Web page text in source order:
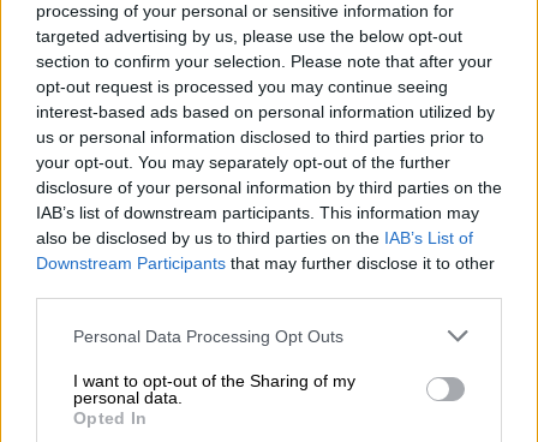
processing of your personal or sensitive information for
targeted advertising by us, please use the below opt-out
section to confirm your selection. Please note that after your
opt-out request is processed you may continue seeing
interest-based ads based on personal information utilized by
us or personal information disclosed to third parties prior to
your opt-out. You may separately opt-out of the further
disclosure of your personal information by third parties on the
IAB’s list of downstream participants. This information may
also be disclosed by us to third parties on the IAB’s List of
Downstream Participants that may further disclose it to other
Please note that this website/app uses one or more Google
not limited to your visit or usage behaviour. You may click to
grant or deny consent to Google and its third-party tags to
use your data for below specified purposes in below Google
Personal Data Processing Opt Outs
I want to opt-out of the Sharing of my
personal data.
Opted In
Οικονομία|05.02.2025 07:18